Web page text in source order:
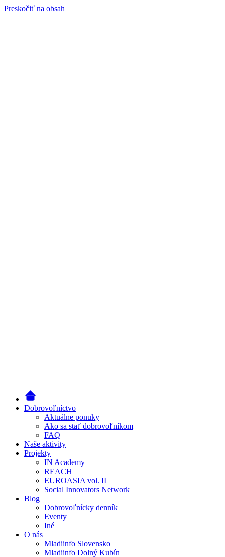
Preskočiť na obsah
Dobrovoľníctvo
Aktuálne ponuky
Ako sa stať dobrovoľníkom
FAQ
Naše aktivity
Projekty
IN Academy
REACH
EUROASIA vol. II
Social Innovators Network
Blog
Dobrovoľnícky denník
Eventy
Iné
O nás
Mladiinfo Slovensko
Mladiinfo Dolný Kubín